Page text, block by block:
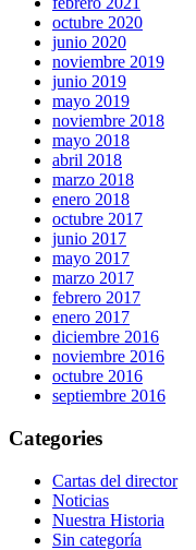
octubre 2020
junio 2020
noviembre 2019
junio 2019
mayo 2019
noviembre 2018
mayo 2018
abril 2018
marzo 2018
enero 2018
octubre 2017
junio 2017
mayo 2017
marzo 2017
febrero 2017
enero 2017
diciembre 2016
noviembre 2016
octubre 2016
septiembre 2016
Categories
Cartas del director
Noticias
Nuestra Historia
Sin categoría